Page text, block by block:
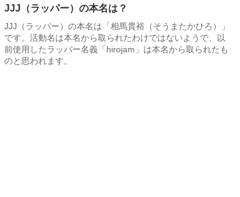
JJJ（ラッパー）の本名は？
JJJ（ラッパー）の本名は「相馬貴裕（そうまたかひろ）」
です。活動名は本名から取られたわけではないようで、以
前使用したラッパー名義「hirojam」は本名から取られたも
のと思われます。